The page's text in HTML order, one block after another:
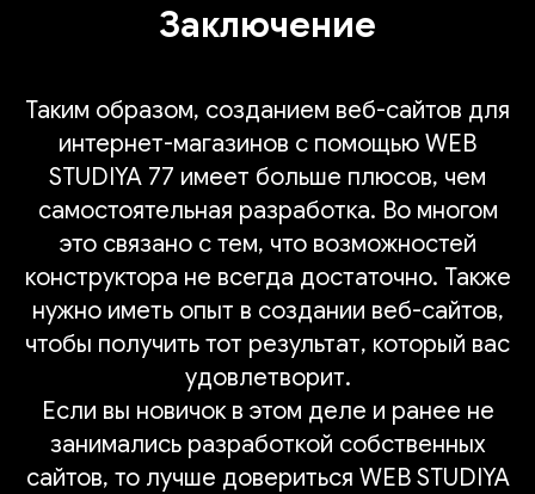
Заключение
Таким образом, созданием веб-сайтов для
интернет-магазинов с помощью WEB
STUDIYA 77 имеет больше плюсов, чем
самостоятельная разработка. Во многом
это связано с тем, что возможностей
конструктора не всегда достаточно. Также
нужно иметь опыт в создании веб-сайтов,
чтобы получить тот результат, который вас
удовлетворит.
Если вы новичок в этом деле и ранее не
занимались разработкой собственных
сайтов, то лучше довериться WEB STUDIYA